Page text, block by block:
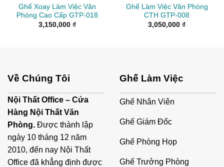
Ghế Xoay Làm Việc Văn
Phòng Cao Cấp GTP-018
3,150,000 ₫
Ghế Làm Việc Văn Phòng
CTH GTP-008
3,050,000 ₫
Về Chúng Tôi
Nội Thất Office – Cửa
Hàng Nội Thất Văn
Phòng. Được thành lập
ngày 10 tháng 12 năm
2010, đến nay Nội Thất
Office đã khẳng định được
Ghế Làm Việc
Ghế Nhân Viên
Ghế Giám Đốc
Ghế Phòng Họp
Ghế Trưởng Phòng